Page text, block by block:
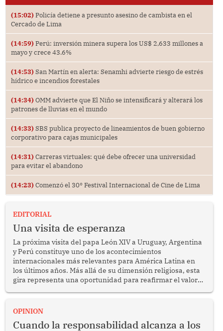
(15:02) Policía detiene a presunto asesino de cambista en el
Cercado de Lima
(14:59) Perú: inversión minera supera los US$ 2,633 millones a
mayo y crece 43.6%
(14:53) San Martín en alerta: Senamhi advierte riesgo de estrés
hídrico e incendios forestales
(14:34) OMM advierte que El Niño se intensificará y alterará los
patrones de lluvias en el mundo
(14:33) SBS publica proyecto de lineamientos de buen gobierno
corporativo para cajas municipales
(14:31) Carreras virtuales: qué debe ofrecer una universidad
para evitar el abandono
(14:23) Comenzó el 30° Festival Internacional de Cine de Lima
EDITORIAL
Una visita de esperanza
La próxima visita del papa León XIV a Uruguay, Argentina
y Perú constituye uno de los acontecimientos
internacionales más relevantes para América Latina en
los últimos años. Más allá de su dimensión religiosa, esta
gira representa una oportunidad para reafirmar el valor
enfrenta desafíos en materia de desarrollo, cohesión
OPINION
Cuando la responsabilidad alcanza a los